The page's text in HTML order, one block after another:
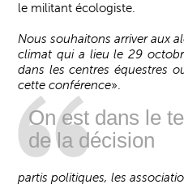
le militant écologiste.
Nous souhaitons arriver aux
climat qui a lieu le 29
dans les centres équestres
cette conférence».
On est dans le
de la décision
partis politiques, les